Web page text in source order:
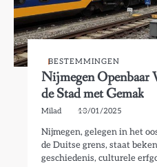
BESTEMMINGEN
Nijmegen Openbaar
de Stad met Gemak
Milad 13/01/2025
Nijmegen, gelegen in het
de Duitse grens, staat
geschiedenis, culturele